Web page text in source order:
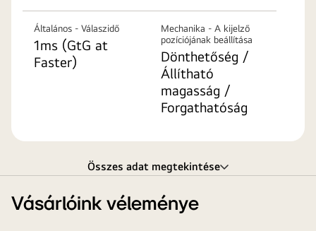
Általános - Válaszidő
1ms (GtG at
Faster)
Mechanika - A kijelző
pozíciójának beállítása
Dönthetőség /
Állítható
magasság /
Forgathatóság
Összes adat megtekintése
Vásárlóink véleménye